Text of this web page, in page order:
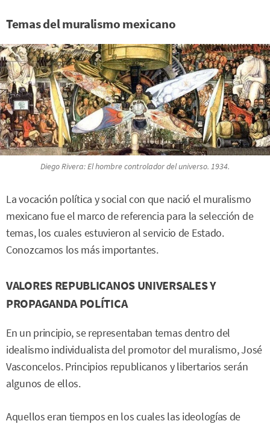
Temas del muralismo mexicano
Diego Rivera:El hombre controlador del universo. 1934.
La vocación política y social con que nació el muralismo
mexicano fue el marco de referencia para la selección de
temas, los cuales estuvieron al servicio de Estado.
Conozcamos los más importantes.
VALORES REPUBLICANOS UNIVERSALES Y
PROPAGANDA POLÍTICA
En un principio, se representaban temas dentro del
idealismo individualista del promotor del muralismo, José
Vasconcelos. Principios republicanos y libertarios serán
algunos de ellos.
Aquellos eran tiempos en los cuales las ideologías de